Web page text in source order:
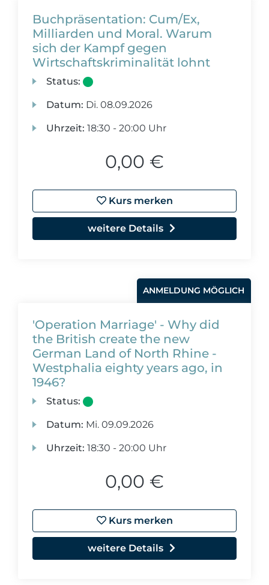
Buchpräsentation: Cum/Ex,
Milliarden und Moral. Warum
sich der Kampf gegen
Wirtschaftskriminalität lohnt
Status:
Datum: Di. 08.09.2026
Uhrzeit: 18:30 - 20:00 Uhr
0,00 €
Kurs merken
weitere Details
ANMELDUNG MÖGLICH
'Operation Marriage' - Why did
the British create the new
German Land of North Rhine -
Westphalia eighty years ago, in
1946?
Status:
Datum: Mi. 09.09.2026
Uhrzeit: 18:30 - 20:00 Uhr
0,00 €
Kurs merken
weitere Details